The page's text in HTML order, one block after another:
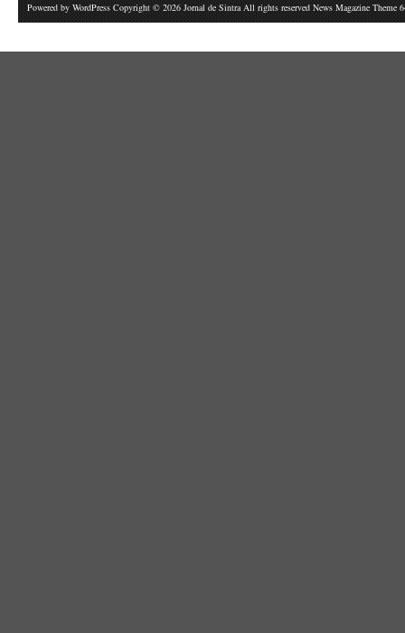
Powered by WordPress Copyright © 2026 Jornal de Sintra All rights reserved News Magazine Theme